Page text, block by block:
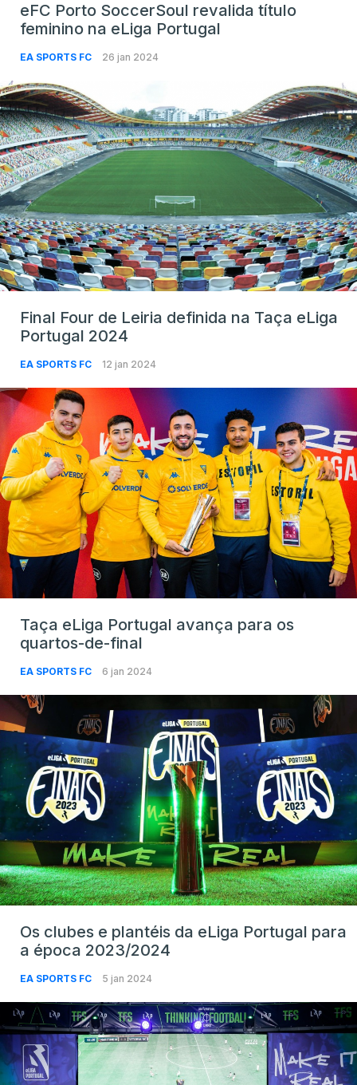
eFC Porto SoccerSoul revalida título
feminino na eLiga Portugal
EA SPORTS FC 26 jan 2024
Final Four de Leiria definida na Taça eLiga
Portugal 2024
EA SPORTS FC 12 jan 2024
Taça eLiga Portugal avança para os
quartos-de-final
EA SPORTS FC 6 jan 2024
Os clubes e plantéis da eLiga Portugal para
a época 2023/2024
EA SPORTS FC 5 jan 2024